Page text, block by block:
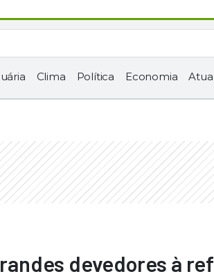
Clima Política Economia
devedores à